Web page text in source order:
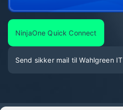
NinjaOne Quick Connect
Send sikker mail til Wahlgreen IT